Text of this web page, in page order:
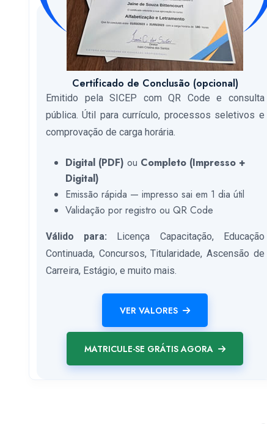
Certificado de Conclusão (opcional)
Emitido pela SICEP com QR Code e consulta
pública. Útil para currículo, processos seletivos e
comprovação de carga horária.
Digital (PDF) ou Completo (Impresso +
Digital)
Emissão rápida — impresso sai em 1 dia útil
Validação por registro ou QR Code
Válido para: Licença Capacitação, Educação
Continuada, Concursos, Titularidade, Ascensão de
Carreira, Estágio, e muito mais.
VER VALORES
MATRICULE-SE GRÁTIS AGORA